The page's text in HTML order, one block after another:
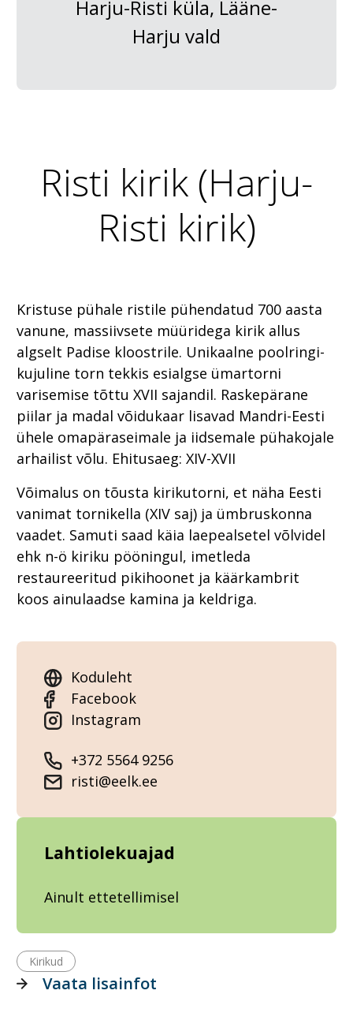
Harju-Risti küla, Lääne-
Harju vald
Risti kirik (Harju-
Risti kirik)
Kristuse pühale ristile pühendatud 700 aasta
vanune, massiivsete müüridega kirik allus
algselt Padise kloostrile. Unikaalne poolringi-
kujuline torn tekkis esialgse ümartorni
varisemise tõttu XVII sajandil. Raskepärane
piilar ja madal võidukaar lisavad Mandri-Eesti
ühele omapäraseimale ja iidsemale pühakojale
arhailist võlu. Ehitusaeg: XIV-XVII
Võimalus on tõusta kirikutorni, et näha Eesti
vanimat tornikella (XIV saj) ja ümbruskonna
vaadet. Samuti saad käia laepealsetel võlvidel
ehk n-ö kiriku pööningul, imetleda
restaureeritud pikihoonet ja käärkambrit
koos ainulaadse kamina ja keldriga.
Koduleht
Facebook
Instagram
+372 5564 9256
risti@eelk.ee
Lahtiolekuajad
Ainult ettetellimisel
Kirikud
Vaata lisainfot